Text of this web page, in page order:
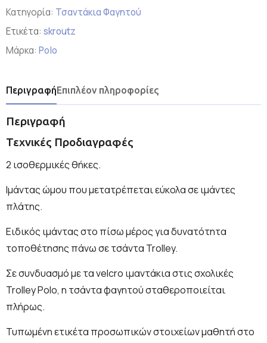
Κατηγορία: Τσαντάκια Φαγητού
Ετικέτα: skroutz
Μάρκα: Polo
ΠεριγραφήΕπιπλέον πληροφορίες
Περιγραφή
Τεχνικές Προδιαγραφές
2 ισοθερμικές θήκες.
Ιμάντας ώμου που μετατρέπεται εύκολα σε ιμάντες
πλάτης.
Ειδικός ιμάντας στο πίσω μέρος για δυνατότητα
τοποθέτησης πάνω σε τσάντα Trolley.
Σε συνδυασμό με τα velcro ιμαντάκια στις σχολικές
Trolley Polo, η τσάντα φαγητού σταθεροποιείται
πλήρως.
Τυπωμένη ετικέτα προσωπικών στοιχείων μαθητή στο